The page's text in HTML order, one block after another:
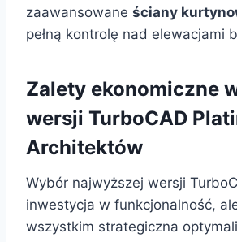
zaawansowane ściany
pełną kontrolę nad elewacjami
Zalety ekonomiczne
wersji TurboCAD
Architektów
Wybór najwyższej wersji
inwestycja w funkcjonalność,
wszystkim strategiczna